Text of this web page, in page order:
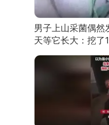
男子上山采菌偶然
天等它长大：挖了